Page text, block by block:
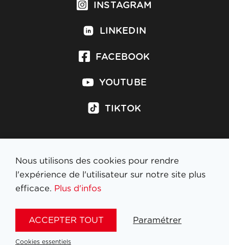
INSTAGRAM
LINKEDIN
FACEBOOK
YOUTUBE
TIKTOK
S'inscrire à la newsletter
Nous utilisons des cookies pour rendre
l'expérience de l'utilisateur sur notre site plus
efficace. Plus d'infos
ACCEPTER TOUT Paramétrer
Cookies essentiels